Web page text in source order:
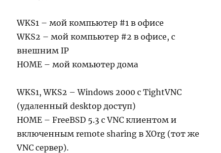
WKS1 – мой компьютер #1 в офисе
WKS2 – мой компьютер #2 в офисе, с
внешним IP
HOME – мой комьютер дома
WKS1, WKS2 – Windows 2000 c TightVNC
(удаленный desktop доступ)
HOME – FreeBSD 5.3 c VNC клиентом и
включенным remote sharing в XOrg (тот же
VNC сервер).